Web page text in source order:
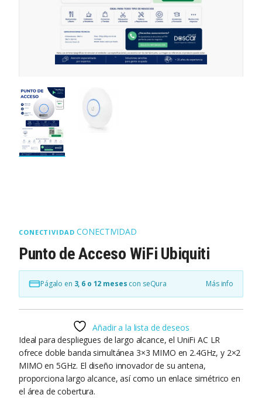
CONECTIVIDAD CONECTIVIDAD
Punto de Acceso WiFi Ubiquiti
Págalo en 3, 6 o 12 meses con seQura Más info
Añadir a la lista de deseos
Ideal para despliegues de largo alcance, el UniFi AC LR
ofrece doble banda simultánea 3×3 MIMO en 2.4GHz, y 2×2
MIMO en 5GHz. El diseño innovador de su antena,
proporciona largo alcance, así como un enlace simétrico en
el área de cobertura.